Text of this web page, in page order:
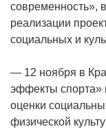
современность»,
реализации
социальных и
— 12 ноября в
эффекты спорта»
оценки
физической